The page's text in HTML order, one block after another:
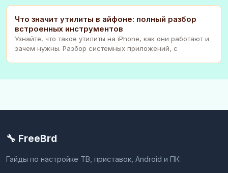
Что значит утилиты в айфоне: полный разбор
встроенных инструментов
Узнайте, что такое утилиты на iPhone, как они работают и
зачем нужны. Разбор системных приложений, с
🔧 FreeBrd
Гайды по настройке ТВ, приставок, Android и ПК